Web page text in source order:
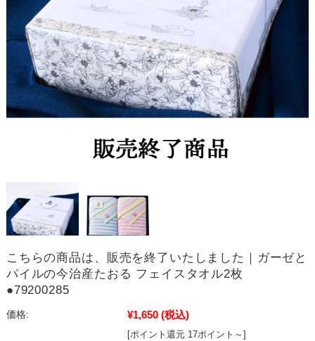
こちらの商品は、販売を終了いたしました｜ガーゼと
パイルの今治産たおる フェイスタオル2枚
●79200285
価格: ¥1,650 (税込)
[ポイント還元 17ポイント～]